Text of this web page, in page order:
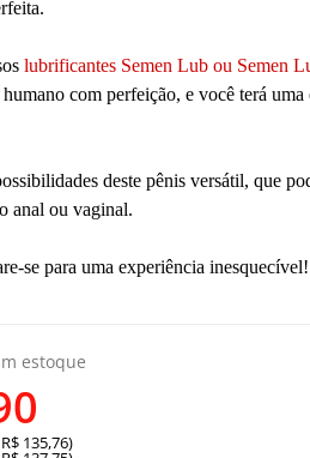
lubrificantes Semen Lub ou Semen
com perfeição, e você terá uma
deste pênis versátil, que
anal ou vaginal.
se para uma experiência inesquecível!
estoque
135,76)